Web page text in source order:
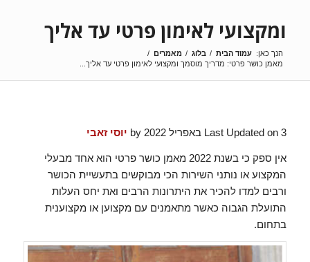
ומקצועי לאימון פרטי עד אליך
הנך כאן: עמוד הבית / בלוג / מאמרים /
מאמן כושר פרטי: מדריך מוסמך ומקצועי לאימון פרטי עד אליך...
Last Updated on 3 באפריל 2022 by יוסי זאבי
אין ספק כי בשנת 2022 מאמן כושר פרטי הוא אחד מבעלי
המקצוע או נותני השירות הכי מבוקשים בתעשיית הכושר
ורבים למדו להכיר את היתרונות הרבים ואת יחס העלות
התועלת הגבוה כאשר מתאמנים עם מקצוען או מקצוענית
בתחום.